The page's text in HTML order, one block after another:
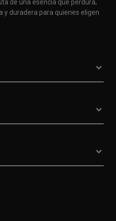
de una esencia que perdura,
y duradera para quienes eligen